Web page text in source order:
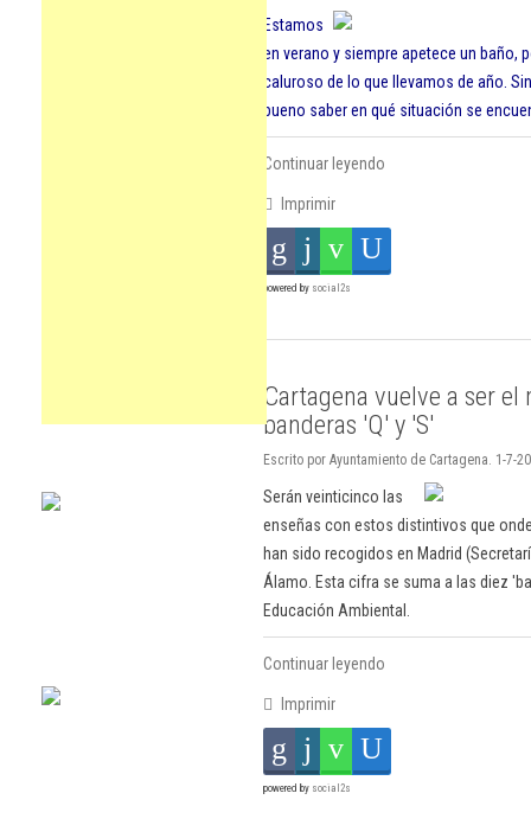
Estamos
en verano y siempre apetece un baño,
caluroso de lo que llevamos de año.
bueno saber en qué situación se
Continuar leyendo
Imprimir
powered by social2s
Cartagena vuelve a ser
banderas 'Q' y 'S'
Escrito por Ayuntamiento de Cartagena. 1-7-
Serán veinticinco las
enseñas con estos distintivos que
han sido recogidos en Madrid
Álamo. Esta cifra se suma a las diez
Educación Ambiental.
Continuar leyendo
Imprimir
powered by social2s